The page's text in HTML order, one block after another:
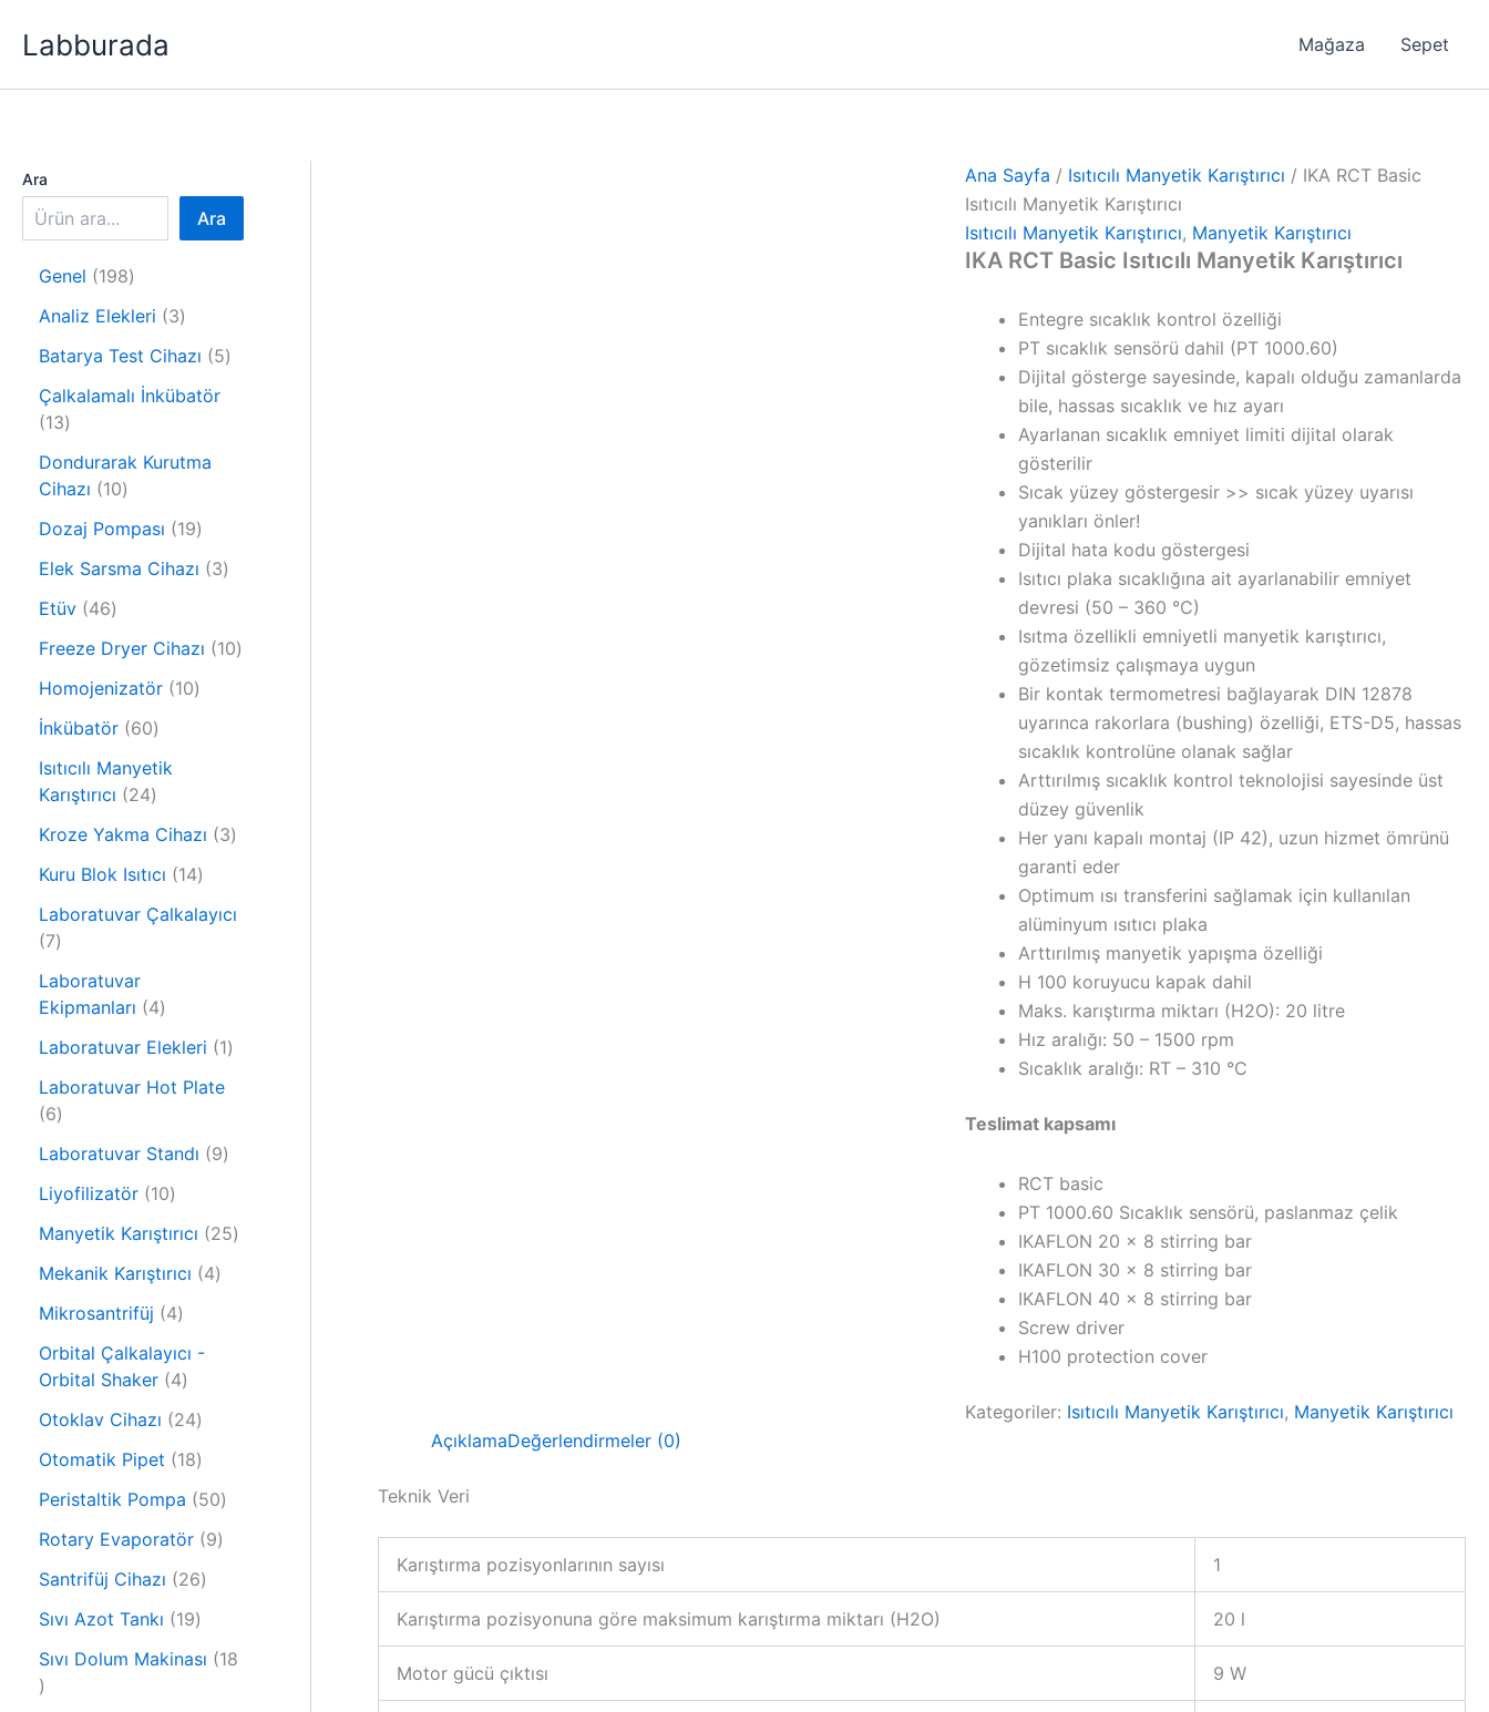
Labburada Mağaza Sepet
Ara
Ara
Genel 1981
8
ü
ü
Analiz Elekleri 33
r
ü
Batarya Test Cihazı 55
Çalkalamalı İnkübatör
131
ü
r
ü
Dondurarak Kurutma
Cihazı
101
ü
r
Dozaj Pompası 191
ü
n
Elek Sarsma Cihazı 33
ü
Etüv 464
ü
r
n
Freeze Dryer Cihazı 101
Homojenizatör 101
İnkübatör 606
ü
r
ü
Isıtıcılı Manyetik
Karıştırıcı
242
ü
r
n
Kroze Yakma Cihazı 33
ü
Kuru Blok Isıtıcı 141
ü
Laboratuvar Çalkalayıcı
77
r
ü
n
Laboratuvar
Ekipmanları
44
r
ü
Laboratuvar Elekleri 11
n
Laboratuvar Hot Plate
66
r
ü
Laboratuvar Standı 99
ü
Liyofilizatör 101
ü
r
n
Manyetik Karıştırıcı 252
Mekanik Karıştırıcı 44
Mikrosantrifüj 44
r
ü
n
Orbital Çalkalayıcı -
Orbital Shaker 44
r
ü
Otoklav Cihazı 242
ü
r
n
Otomatik Pipet 181
ü
r
n
Peristaltik Pompa 505
ü
Rotary Evaporatör 99
Santrifüj Cihazı 262
r
Sıvı Azot Tankı 191
ü
Sıvı Dolum Makinası
18
1
Ana Sayfa / Isıtıcılı Manyetik Karıştırıcı / IKA RCT Basic
Isıtıcılı Manyetik Karıştırıcı
Isıtıcılı Manyetik Karıştırıcı, Manyetik Karıştırıcı
IKA RCT Basic Isıtıcılı Manyetik Karıştırıcı
Entegre sıcaklık kontrol özelliği
PT sıcaklık sensörü dahil (PT 1000.60)
Dijital gösterge sayesinde, kapalı olduğu zamanlarda
bile, hassas sıcaklık ve hız ayarı
Ayarlanan sıcaklık emniyet limiti dijital olarak
gösterilir
Sıcak yüzey göstergesir >> sıcak yüzey uyarısı
yanıkları önler!
Dijital hata kodu göstergesi
Isıtıcı plaka sıcaklığına ait ayarlanabilir emniyet
devresi (50 – 360 °C)
Isıtma özellikli emniyetli manyetik karıştırıcı,
gözetimsiz çalışmaya uygun
Bir kontak termometresi bağlayarak DIN 12878
uyarınca rakorlara (bushing) özelliği, ETS-D5, hassas
sıcaklık kontrolüne olanak sağlar
Arttırılmış sıcaklık kontrol teknolojisi sayesinde üst
düzey güvenlik
Her yanı kapalı montaj (IP 42), uzun hizmet ömrünü
garanti eder
Optimum ısı transferini sağlamak için kullanılan
alüminyum ısıtıcı plaka
Arttırılmış manyetik yapışma özelliği
H 100 koruyucu kapak dahil
Maks. karıştırma miktarı (H2O): 20 litre
Hız aralığı: 50 – 1500 rpm
Sıcaklık aralığı: RT – 310 °C
Teslimat kapsamı
RCT basic
PT 1000.60 Sıcaklık sensörü, paslanmaz çelik
IKAFLON 20 x 8 stirring bar
IKAFLON 30 x 8 stirring bar
IKAFLON 40 x 8 stirring bar
Screw driver
H100 protection cover
Kategoriler: Isıtıcılı Manyetik Karıştırıcı, Manyetik Karıştırıcı
AçıklamaDeğerlendirmeler (0)
Teknik Veri
Karıştırma pozisyonlarının sayısı 1
Karıştırma pozisyonuna göre maksimum karıştırma miktarı (H2O) 20 l
Motor gücü çıktısı 9 W